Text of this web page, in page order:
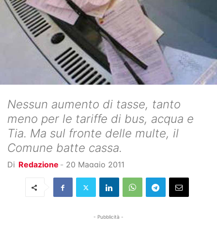
Nessun aumento di tasse, tanto
meno per le tariffe di bus, acqua e
Tia. Ma sul fronte delle multe, il
Comune batte cassa.
Di Redazione - 20 Maggio 2011
- Pubblicità -